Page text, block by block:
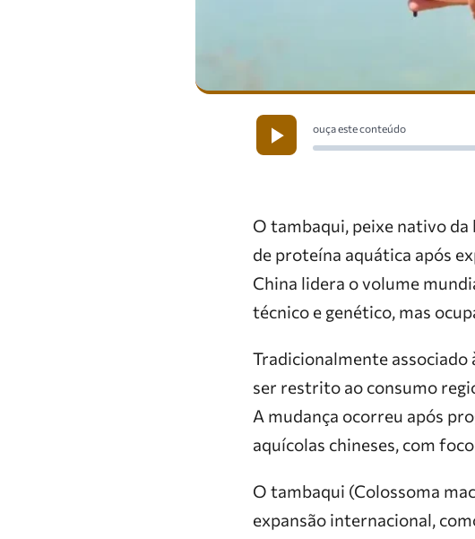
ouça este conteúdo
O tambaqui, peixe nativo
de proteína aquática após
China lidera o volume
técnico e genético, mas
Tradicionalmente associado
ser restrito ao consumo
A mudança ocorreu após
aquícolas chineses, com
O tambaqui (Colossoma
expansão internacional,